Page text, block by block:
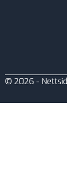
© 2026 -